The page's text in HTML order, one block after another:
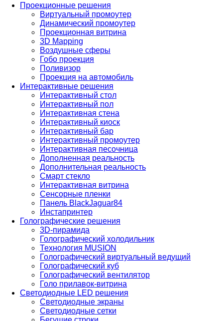
Проекционные решения
Виртуальный промоутер
Динамический промоутер
Проекционная витрина
3D Mapping
Воздушные сферы
Гобо проекция
Поливизор
Проекция на автомобиль
Интерактивные решения
Интерактивный стол
Интерактивный пол
Интерактивная стена
Интерактивный киоск
Интерактивный бар
Интерактивный промоутер
Интерактивная песочница
Дополненная реальность
Дополнительная реальность
Смарт стекло
Интерактивная витрина
Сенсорные пленки
Панель BlackJaguar84
Инстапринтер
Голографические решения
3D-пирамида
Голографический холодильник
Технология MUSION
Голографический виртуальный ведущий
Голографический куб
Голографический вентилятор
Голо прилавок-витрина
Светодиодные LED решения
Светодиодные экраны
Светодиодные сетки